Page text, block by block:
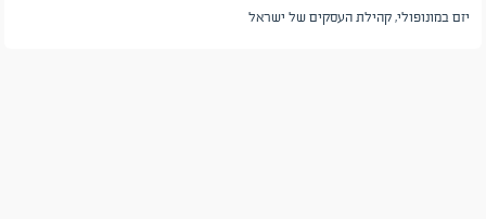
יזם במונופולי, קהילת העסקים של ישראל